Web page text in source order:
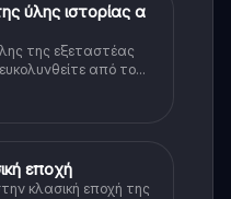
ύλης ιστορίας α
της εξεταστέας
από το
εποχή
κλασική εποχή της